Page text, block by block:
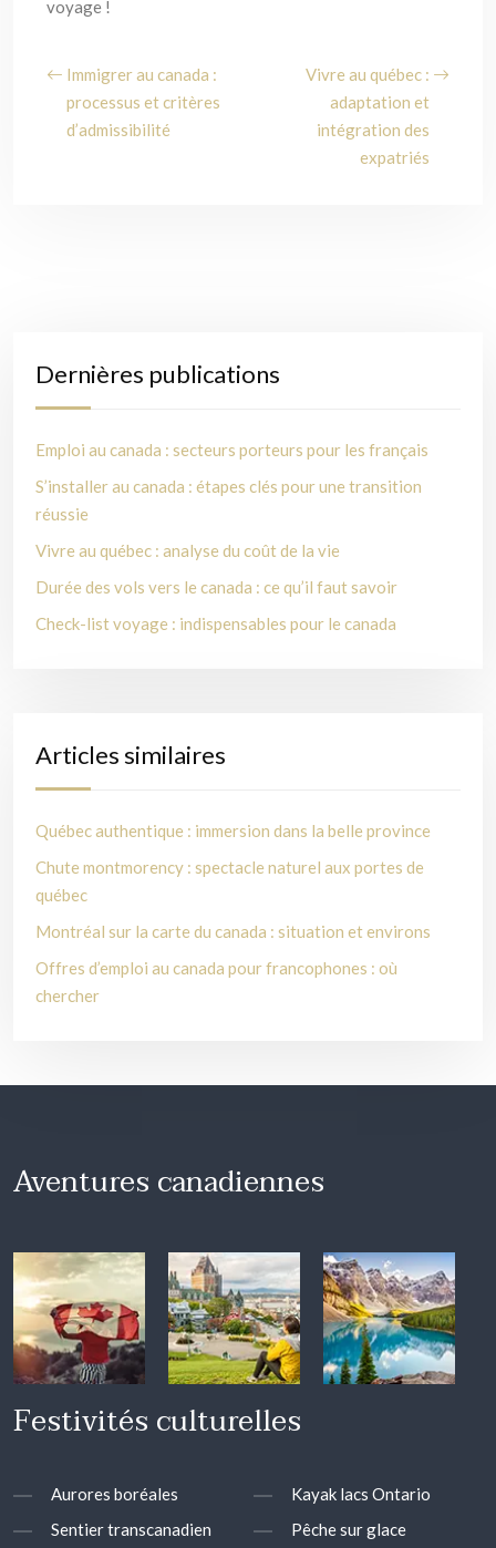
voyage !
Immigrer au canada :
processus et critères
d’admissibilité
Vivre au québec :
adaptation et
intégration des
expatriés
Dernières publications
Emploi au canada : secteurs porteurs pour les français
S’installer au canada : étapes clés pour une transition
réussie
Vivre au québec : analyse du coût de la vie
Durée des vols vers le canada : ce qu’il faut savoir
Check-list voyage : indispensables pour le canada
Articles similaires
Québec authentique : immersion dans la belle province
Chute montmorency : spectacle naturel aux portes de
québec
Montréal sur la carte du canada : situation et environs
Offres d’emploi au canada pour francophones : où
chercher
Aventures canadiennes
Festivités culturelles
Aurores boréales
Sentier transcanadien
Kayak lacs Ontario
Pêche sur glace